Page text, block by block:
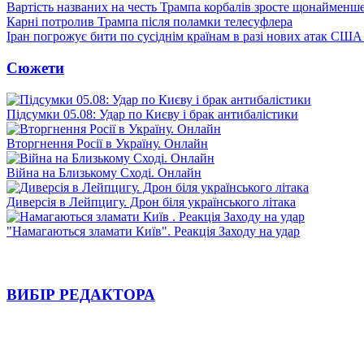
Вартість названих на честь Трампа корбалів зросте
Карні потролив Трампа після поламки телесуфлера
Іран погрожує бити по сусіднім країнам в разі нових атак
Сюжети
Підсумки 05.08: Удар по Києву і брак антибалістики
Вторгнення Росії в Україну. Онлайн
Війна на Близькому Сході. Онлайн
Диверсія в Лейпцигу. Дрон біля українського літака
"Намагаються зламати Київ". Реакція Заходу на удар
ВИБІР РЕДАКТОРА